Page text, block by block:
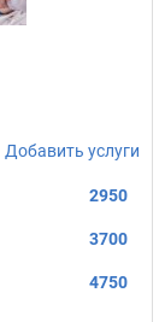
Добавить услуги
2950
3700
4750